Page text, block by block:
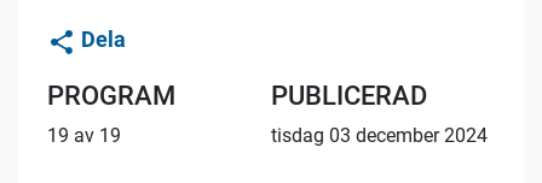
Dela
PROGRAM
19 av 19
PUBLICERAD
tisdag 03 december 2024